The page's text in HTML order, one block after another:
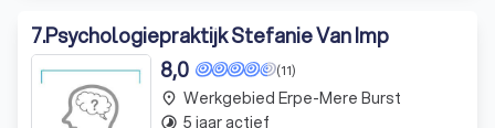
7.Psychologiepraktijk Stefanie Van Imp
(11)
8,0
place Werkgebied Erpe-Mere Burst
timelapse 5 jaar actief